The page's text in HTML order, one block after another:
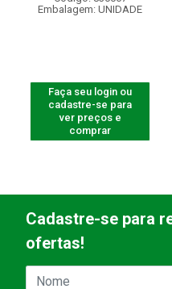
Embalagem: UNIDADE
Faça seu login ou
cadastre-se para
ver preços e
comprar
Cadastre-se para
ofertas!